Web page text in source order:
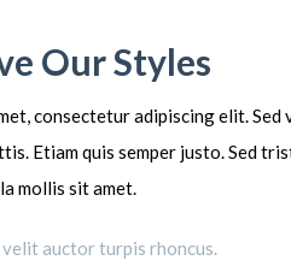
Our Styles
consectetur adipiscing elit.
Etiam quis semper justo. Sed
mollis sit amet.
auctor turpis rhoncus.